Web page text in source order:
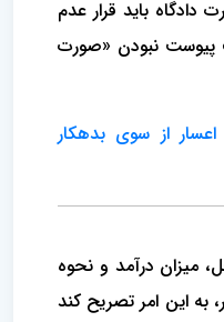
دادگاه باید قرار عدم
پیوست نبودن «صورت
از سوی بدهکار
میزان درآمد و نحوه
به این امر تصریح کند